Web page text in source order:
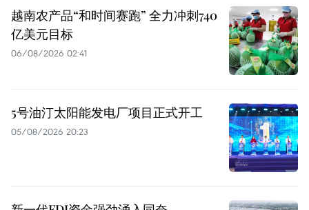
越南农产品“和时间赛跑” 全力冲刺740
亿美元目标
06/08/2026 02:41
5号油汀太阳能发电厂项目正式开工
05/08/2026 20:23